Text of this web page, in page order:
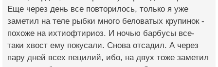
Еще через день все повторилось, только я уже
заметил на теле рыбки много беловатых крупинок -
похоже на ихтиофтириоз. И ночью барбусы все-
таки хвост ему покусали. Снова отсадил. А через
пару дней всех пецилий, ибо, на двух тоже заметил